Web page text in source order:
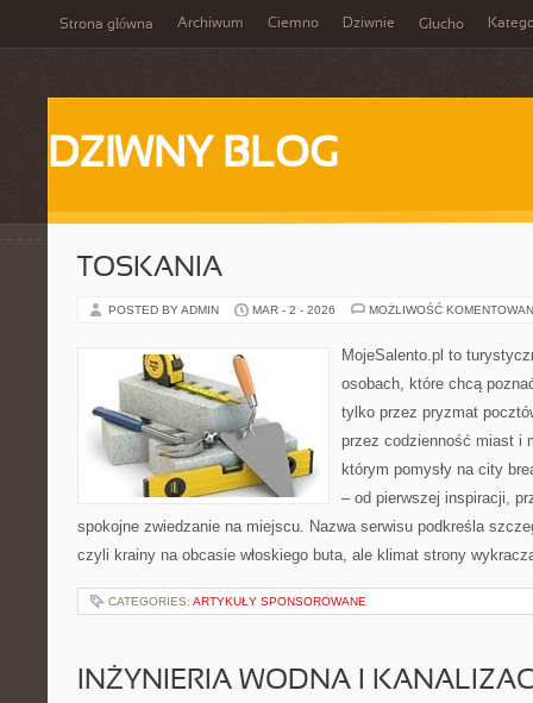
Strona główna Archiwum Ciemno Dziwnie Głucho
DZIWNY BLOG
TOSKANIA
POSTED BY ADMIN MAR - 2 - 2026 MOŻLIWOŚĆ
MojeSalento.pl to
osobach, które chcą
tylko przez pryzmat
przez codzienność miast i
którym pomysły na city
– od pierwszej inspiracji,
spokojne zwiedzanie na miejscu. Nazwa serwisu podkreśla
czyli krainy na obcasie włoskiego buta, ale klimat strony
CATEGORIES: ARTYKUŁY SPONSOROWANE
INŻYNIERIA WODNA I